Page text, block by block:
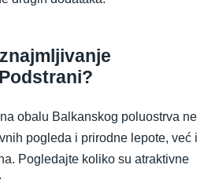
obalu Balkanskog poluostrva ne
pogleda i prirodne lepote, već i
Pogledajte koliko su atraktivne